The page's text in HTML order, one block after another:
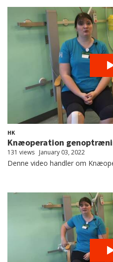
HK
Knæoperation
131 views January 03, 2022
Denne video handler om